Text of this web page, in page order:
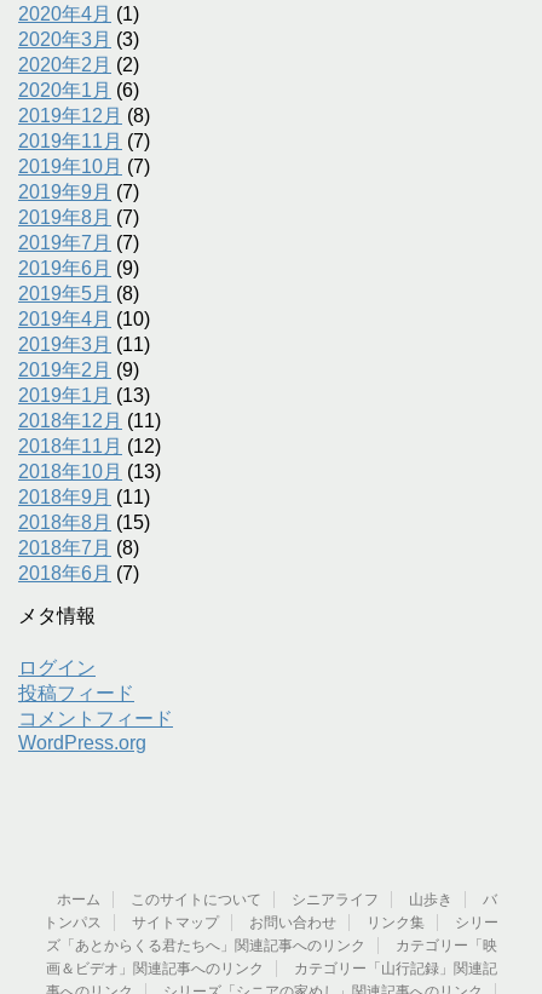
2020年4月 (1)
2020年3月 (3)
2020年2月 (2)
2020年1月 (6)
2019年12月 (8)
2019年11月 (7)
2019年10月 (7)
2019年9月 (7)
2019年8月 (7)
2019年7月 (7)
2019年6月 (9)
2019年5月 (8)
2019年4月 (10)
2019年3月 (11)
2019年2月 (9)
2019年1月 (13)
2018年12月 (11)
2018年11月 (12)
2018年10月 (13)
2018年9月 (11)
2018年8月 (15)
2018年7月 (8)
2018年6月 (7)
メタ情報
ログイン
投稿フィード
コメントフィード
WordPress.org
ホーム このサイトについて シニアライフ 山歩き
バ
トンパス
サイトマップ お問い合わせ リンク集
シリー
ズ「あとからくる君たちへ」関連記事へのリンク
カテゴリー「映
画＆ビデオ」関連記事へのリンク
カテゴリー「山行記録」関連記